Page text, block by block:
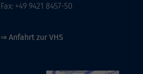
Fax: +49 9421 8457-50
⇒ Anfahrt zur VHS